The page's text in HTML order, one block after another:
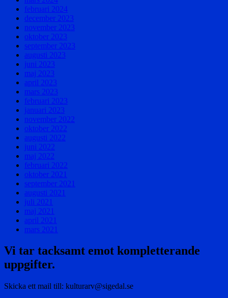
februari 2024
december 2023
november 2023
oktober 2023
september 2023
augusti 2023
juni 2023
maj 2023
april 2023
mars 2023
februari 2023
januari 2023
november 2022
oktober 2022
augusti 2022
juni 2022
maj 2022
februari 2022
oktober 2021
september 2021
augusti 2021
juli 2021
maj 2021
april 2021
mars 2021
Vi tar tacksamt emot kompletterande
uppgifter.
Skicka ett mail till: kulturarv@sigedal.se